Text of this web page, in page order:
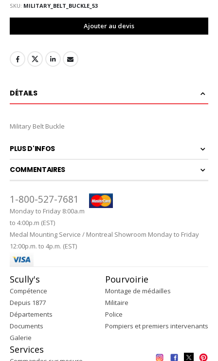
SKU MILITARY_BELT_BUCKLE_53
Ajouter au devis
DÉTAILS
Military Belt Buckle
PLUS D'INFOS
COMMENTAIRES
1-800-527-7681
Monday to Friday 8:00a.m
to 4:00p.m (EST)
Medal Mounting Service / Montreal Showroom Monday to Friday
12:00p.m. to 4p.m. (EST)
Scully's
Compétence
Depuis 1877
Départements
Documents
Galerie
Pourvoirie
Montage de médailles
Militaire
Police
Pompiers et premiers intervenants
Services